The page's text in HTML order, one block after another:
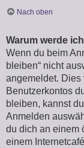
Nach oben
Warum werde
Wenn du beim
bleiben“ nicht
angemeldet. Dies
Benutzerkontos
bleiben, kannst
Anmelden
du dich an einem
einem